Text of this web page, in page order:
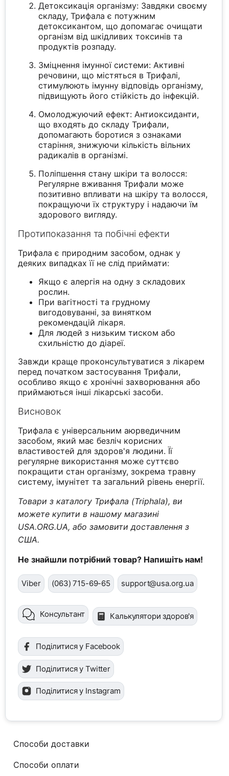
Детоксикація організму: Завдяки своєму
складу, Трифала є потужним
детоксикантом, що допомагає очищати
організм від шкідливих токсинів та
продуктів розпаду.
Зміцнення імунної системи: Активні
речовини, що містяться в Трифалі,
стимулюють імунну відповідь організму,
підвищують його стійкість до інфекцій.
Омолоджуючий ефект: Антиоксиданти,
що входять до складу Трифали,
допомагають боротися з ознаками
старіння, знижуючи кількість вільних
радикалів в організмі.
Поліпшення стану шкіри та волосся:
Регулярне вживання Трифали може
позитивно впливати на шкіру та волосся,
покращуючи їх структуру і надаючи їм
здорового вигляду.
Протипоказання та побічні ефекти
Трифала є природним засобом, однак у
деяких випадках її не слід приймати:
Якщо є алергія на одну з складових
рослин.
При вагітності та грудному
вигодовуванні, за винятком
рекомендацій лікаря.
Для людей з низьким тиском або
схильністю до діареї.
Завжди краще проконсультуватися з лікарем
перед початком застосування Трифали,
особливо якщо є хронічні захворювання або
приймаються інші лікарські засоби.
Висновок
Трифала є універсальним аюрведичним
засобом, який має безліч корисних
властивостей для здоров'я людини. Її
регулярне використання може суттєво
покращити стан організму, зокрема травну
систему, імунітет та загальний рівень енергії.
Товари з каталогу Трифала (Triphala), ви
можете купити в нашому магазині
USA.ORG.UA, або замовити доставлення з
США.
Не знайшли потрібний товар? Напишіть нам!
Viber (063) 715-69-65 support@usa.org.ua
Консультант Калькулятори здоров'я
Поділитися у Facebook
Поділитися у Twitter
Поділитися у Instagram
Способи доставки
Способи оплати